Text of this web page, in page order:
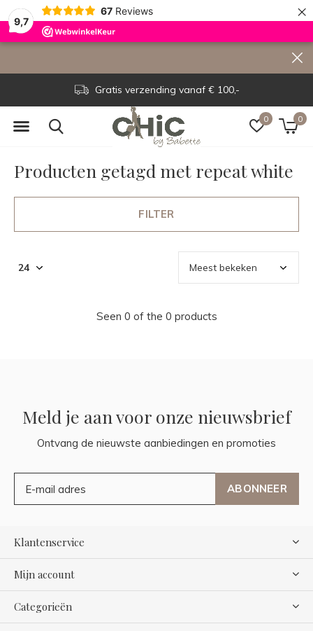
9,7
67 Reviews ×
0 0
Gratis verzending vanaf € 100,-
Producten getagd met repeat white
FILTER
Seen 0 of the 0 products
Meld je aan voor onze nieuwsbrief
Ontvang de nieuwste aanbiedingen en promoties
ABONNEER
Klantenservice
Mijn account
Categorieën